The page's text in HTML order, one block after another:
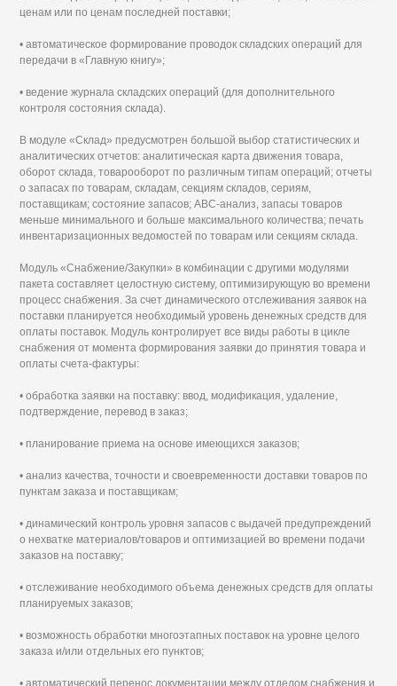
ценам или по ценам последней поставки;
• автоматическое формирование проводок складских операций для
передачи в «Главную книгу»;
• ведение журнала складских операций (для дополнительного
контроля состояния склада).
В модуле «Склад» предусмотрен большой выбор статистических и
аналитических отчетов: аналитическая карта движения товара,
оборот склада, товарооборот по различным типам операций; отчеты
о запасах по товарам, складам, секциям складов, сериям,
поставщикам; состояние запасов; АВС-анализ, запасы товаров
меньше минимального и больше максимального количества; печать
инвентаризационных ведомостей по товарам или секциям склада.
Модуль «Снабжение/Закупки» в комбинации с другими модулями
пакета составляет целостную систему, оптимизирующую во времени
процесс снабжения. За счет динамического отслеживания заявок на
поставки планируется необходимый уровень денежных средств для
оплаты поставок. Модуль контролирует все виды работы в цикле
снабжения от момента формирования заявки до принятия товара и
оплаты счета-фактуры:
• обработка заявки на поставку: ввод, модификация, удаление,
подтверждение, перевод в заказ;
• планирование приема на основе имеющихся заказов;
• анализ качества, точности и своевременности доставки товаров по
пунктам заказа и поставщикам;
• динамический контроль уровня запасов с выдачей предупреждений
о нехватке материалов/товаров и оптимизацией во времени подачи
заказов на поставку;
• отслеживание необходимого объема денежных средств для оплаты
планируемых заказов;
• возможность обработки многоэтапных поставок на уровне целого
заказа и/или отдельных его пунктов;
• автоматический перенос документации между отделом снабжения и